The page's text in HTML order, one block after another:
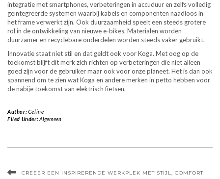
integratie met smartphones, verbeteringen in accuduur en zelfs volledig
geïntegreerde systemen waarbij kabels en componenten naadloos in
het frame verwerkt zijn. Ook duurzaamheid speelt een steeds grotere
rol in de ontwikkeling van nieuwe e-bikes. Materialen worden
duurzamer en recyclebare onderdelen worden steeds vaker gebruikt.
Innovatie staat niet stil en dat geldt ook voor Koga. Met oog op de
toekomst blijft dit merk zich richten op verbeteringen die niet alleen
goed zijn voor de gebruiker maar ook voor onze planeet. Het is dan ook
spannend om te zien wat Koga en andere merken in petto hebben voor
de nabije toekomst van elektrisch fietsen.
Author:Celine
Filed Under:Algemeen
CREËER EEN INSPIRERENDE WERKPLEK MET STIJL, COMFORT